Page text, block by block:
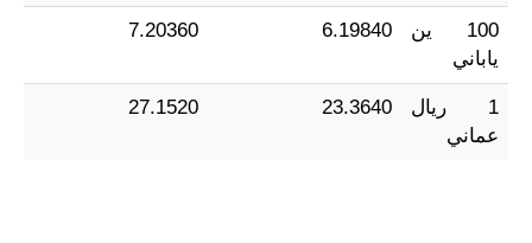
100 ين
ياباني
6.19840
7.20360
1 ريال
عماني
23.3640
27.1520